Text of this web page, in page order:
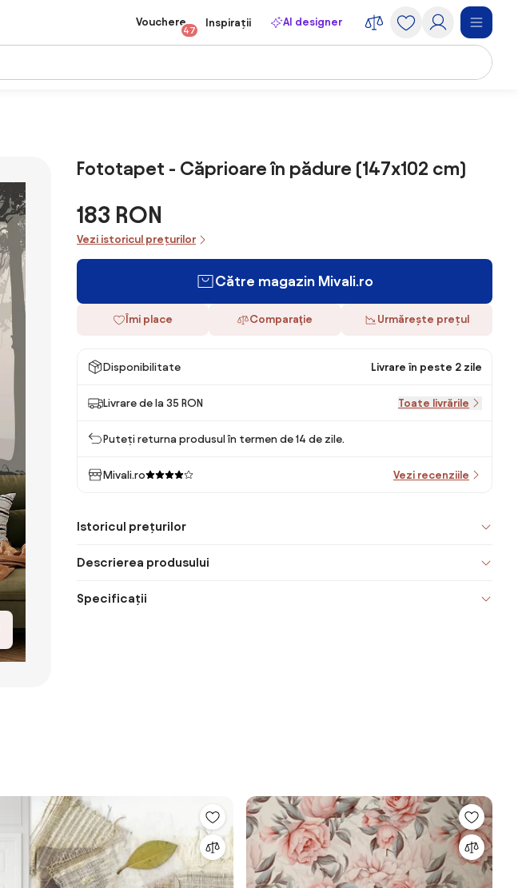
Vouchere
47
Inspirații AI designer
Fototapet - Căprioare în pădure (147x102 cm)
183 RON
Vezi istoricul prețurilor
Către magazin Mivali.ro
Îmi place Comparaţie Urmărește prețul
Disponibilitate Livrare în peste 2 zile
Livrare de la 35 RON Toate livrările
Puteți returna produsul în termen de 14 de zile.
Mivali.ro Vezi recenziile
Istoricul prețurilor
Descrierea produsului
Specificații